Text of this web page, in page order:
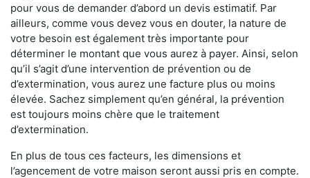
pour vous de demander d’abord un devis estimatif. Par
ailleurs, comme vous devez vous en douter, la nature de
votre besoin est également très importante pour
déterminer le montant que vous aurez à payer. Ainsi, selon
qu’il s’agit d’une intervention de prévention ou de
d’extermination, vous aurez une facture plus ou moins
élevée. Sachez simplement qu’en général, la prévention
est toujours moins chère que le traitement
d’extermination.
En plus de tous ces facteurs, les dimensions et
l’agencement de votre maison seront aussi pris en compte.